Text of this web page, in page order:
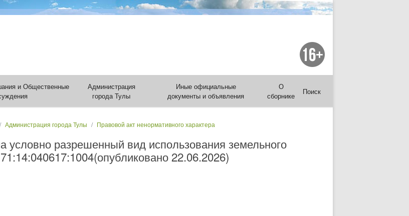
и Общественные
Администрация
города Тулы
Иные официальные
документы и объявления
О
сборнике
Поиск
Администрация города Тулы Правовой акт ненормативного характера
условно разрешенный вид использования земельного
22.06.2026)